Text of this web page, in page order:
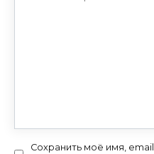
Сохранить моё имя,